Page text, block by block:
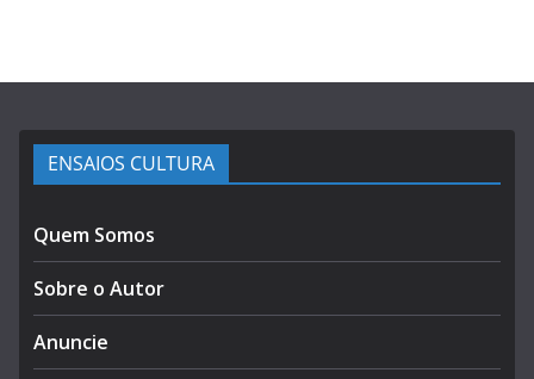
ENSAIOS CULTURA
Quem Somos
Sobre o Autor
Anuncie